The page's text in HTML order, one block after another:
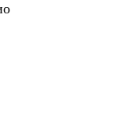
- Ярылды